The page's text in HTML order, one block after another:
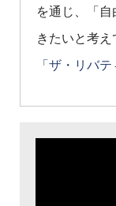
を通じ、「
きたいと考え
「ザ・リバ